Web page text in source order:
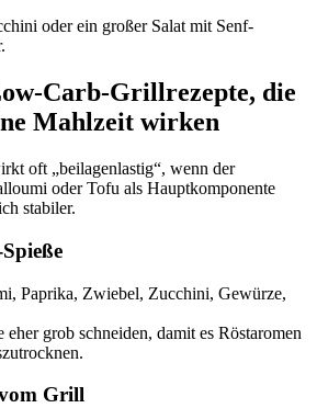
oder ein großer Salat mit Senf-
Carb-Grillrezepte, die
Mahlzeit wirken
oft „beilagenlastig“, wenn der
oder Tofu als Hauptkomponente
stabiler.
Paprika, Zwiebel, Zucchini, Gewürze,
eher grob schneiden, damit es Röstaromen
Grill